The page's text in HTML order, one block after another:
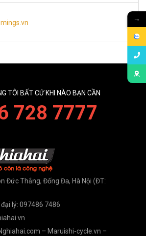
TÔI BẤT CỨ KHI NÀO BẠN CẦN
728 7777
Đức Thắng, Đống Đa, Hà Nội (ĐT:
lý: 097486 7486
– Maruishi-cycle.vn –
→